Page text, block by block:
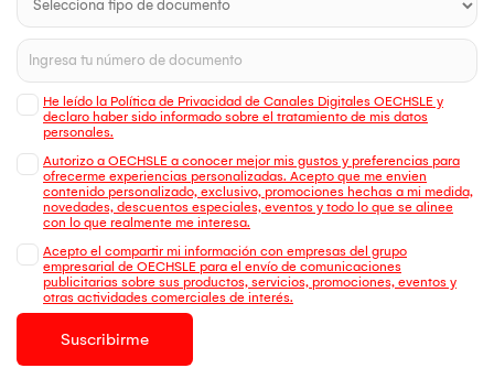
He leído la Política de Privacidad de Canales Digitales OECHSLE y
declaro haber sido informado sobre el tratamiento de mis datos
personales.
Autorizo a OECHSLE a conocer mejor mis gustos y preferencias para
ofrecerme experiencias personalizadas. Acepto que me envien
contenido personalizado, exclusivo, promociones hechas a mi medida,
novedades, descuentos especiales, eventos y todo lo que se alinee
con lo que realmente me interesa.
Acepto el compartir mi información con empresas del grupo
empresarial de OECHSLE para el envío de comunicaciones
publicitarias sobre sus productos, servicios, promociones, eventos y
otras actividades comerciales de interés.
Suscribirme